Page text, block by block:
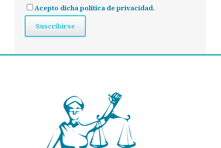
Acepto dicha política de privacidad.